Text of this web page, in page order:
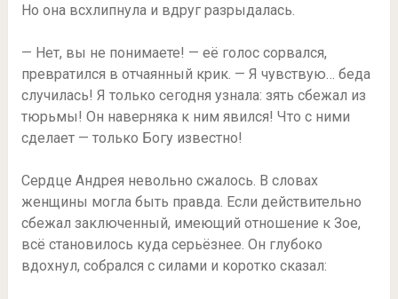
Но она всхлипнула и вдруг разрыдалась.
— Нет, вы не понимаете! — её голос сорвался,
превратился в отчаянный крик. — Я чувствую… беда
случилась! Я только сегодня узнала: зять сбежал из
тюрьмы! Он наверняка к ним явился! Что с ними
сделает — только Богу известно!
Сердце Андрея невольно сжалось. В словах
женщины могла быть правда. Если действительно
сбежал заключенный, имеющий отношение к Зое,
всё становилось куда серьёзнее. Он глубоко
вдохнул, собрался с силами и коротко сказал: